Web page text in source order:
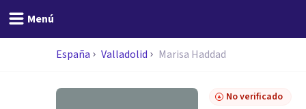
Menú
España Valladolid Marisa Haddad
No verificado